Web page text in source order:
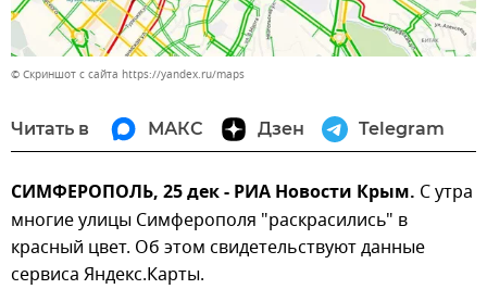
© Скриншот с сайта https://yandex.ru/maps
Читать в МАКС Дзен Telegram
СИМФЕРОПОЛЬ, 25 дек - РИА Новости Крым. С утра
многие улицы Симферополя "раскрасились" в
красный цвет. Об этом свидетельствуют данные
сервиса Яндекс.Карты.